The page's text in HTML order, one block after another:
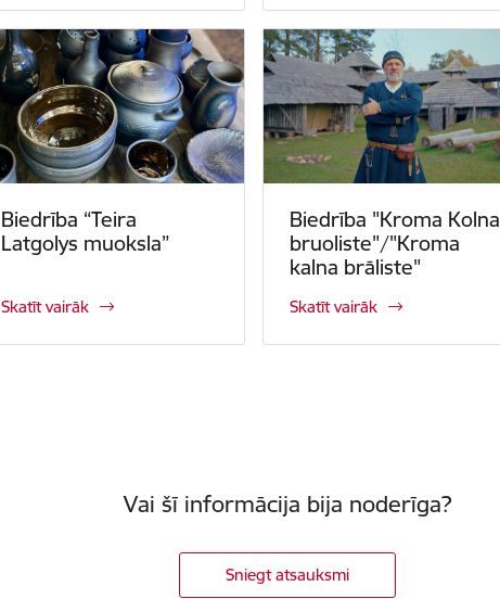
Biedrība “Teira
Latgolys muoksla”
Skatīt vairāk
Biedrība "Kroma Kolna
bruoliste"/"Kroma
kalna brāliste"
Skatīt vairāk
Vai šī informācija bija noderīga?
Sniegt atsauksmi